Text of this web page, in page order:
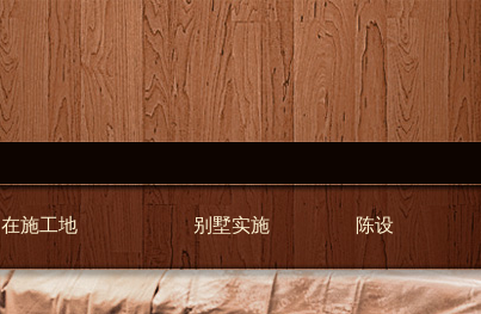
在施工地 别墅实施 陈设